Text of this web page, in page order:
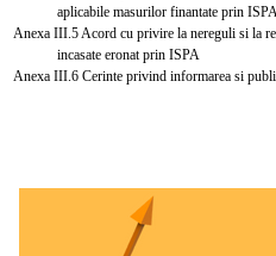
aplicabile masurilor finantate prin
Anexa III.5 Acord cu privire la nereguli si la
incasate eronat prin ISPA
Anexa III.6 Cerinte privind informarea si